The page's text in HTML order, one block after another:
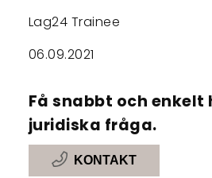
Lag24 Trainee
06.09.2021
Få snabbt och enkelt
juridiska fråga.
KONTAKT